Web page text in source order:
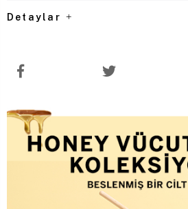
Detaylar